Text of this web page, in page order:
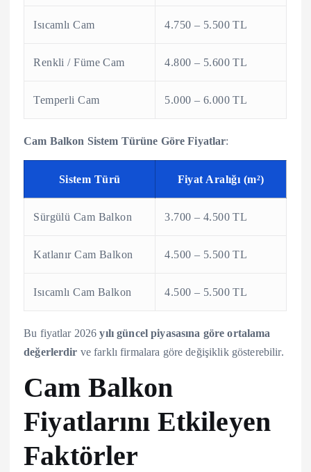
Isıcamlı Cam 4.750 – 5.500 TL
Renkli / Füme Cam 4.800 – 5.600 TL
Temperli Cam 5.000 – 6.000 TL
Cam Balkon Sistem Türüne Göre Fiyatlar:
Sistem Türü Fiyat Aralığı (m²)
Sürgülü Cam Balkon 3.700 – 4.500 TL
Katlanır Cam Balkon 4.500 – 5.500 TL
Isıcamlı Cam Balkon 4.500 – 5.500 TL
Bu fiyatlar 2026 yılı güncel piyasasına göre ortalama
değerlerdir ve farklı firmalara göre değişiklik gösterebilir.
Cam Balkon
Fiyatlarını Etkileyen
Faktörler